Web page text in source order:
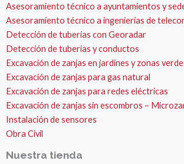
Asesoramiento técnico a ayuntamientos y
Asesoramiento técnico a ingenierías de
Detección de tuberías con Georadar
Detección de tuberías y conductos
Excavación de zanjas en jardines y zonas
Excavación de zanjas para gas natural
Excavación de zanjas para redes eléctricas
Excavación de zanjas sin escombros –
Instalación de sensores
Obra Civil
Nuestra tienda